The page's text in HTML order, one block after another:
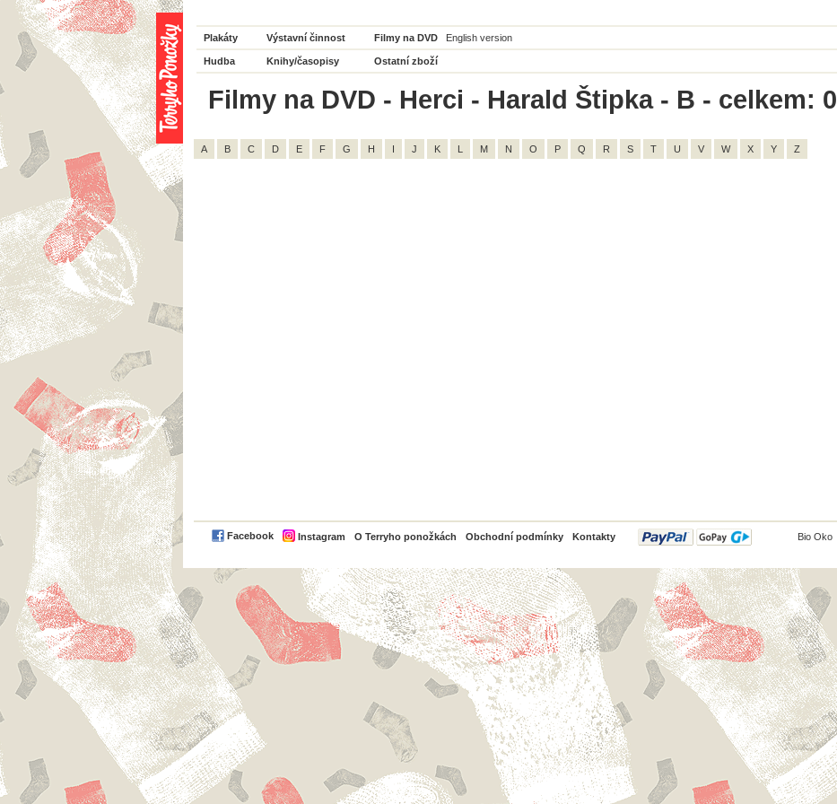
Plakáty Výstavní činnost Filmy na DVD English version
Hudba Knihy/časopisy Ostatní zboží
Filmy na DVD - Herci - Harald Štipka - B - celkem: 0
A B C D E F G H I J K L M N O P Q R S T U V W X Y Z
Facebook Instagram O Terryho ponožkách Obchodní podmínky Kontakty
PayPal Bio Oko